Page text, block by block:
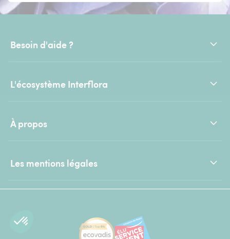
Besoin d'aide ?
L'écosystème Interflora
À propos
Les mentions légales